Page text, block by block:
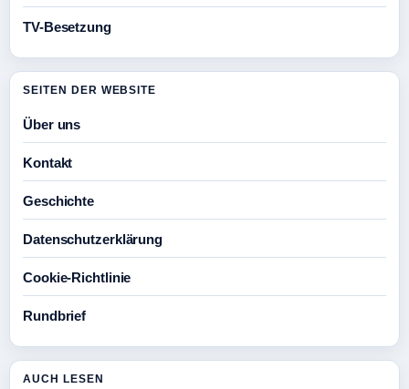
TV-Besetzung
SEITEN DER WEBSITE
Über uns
Kontakt
Geschichte
Datenschutzerklärung
Cookie-Richtlinie
Rundbrief
AUCH LESEN